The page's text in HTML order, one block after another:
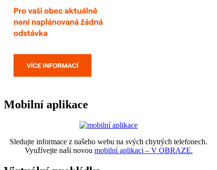
Mobilní aplikace
Sledujte informace z našeho webu na svých chytrých telefonech.
Využívejte naši novou mobilní aplikaci – V OBRAZE.